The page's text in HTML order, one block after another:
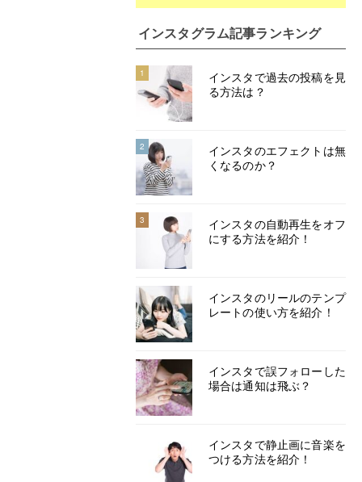
インスタグラム記事ランキング
1
インスタで過去の投稿を見
る方法は？
2
インスタのエフェクトは無
くなるのか？
3
インスタの自動再生をオフ
にする方法を紹介！
インスタのリールのテンプ
レートの使い方を紹介！
インスタで誤フォローした
場合は通知は飛ぶ？
インスタで静止画に音楽を
つける方法を紹介！